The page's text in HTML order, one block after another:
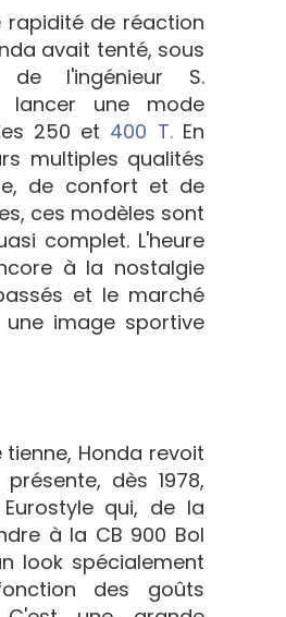
rapidité de réaction
avait tenté, sous
de l'ingénieur S.
lancer une mode
250 et 400 T.En
multiples qualités
de confort et de
ces modèles sont
complet. L'heure
à la nostalgie
et le marché
image sportive
tienne, Honda revoit
dès 1978,
qui, de la
à la CB 900 Bol
look spécialement
des goûts